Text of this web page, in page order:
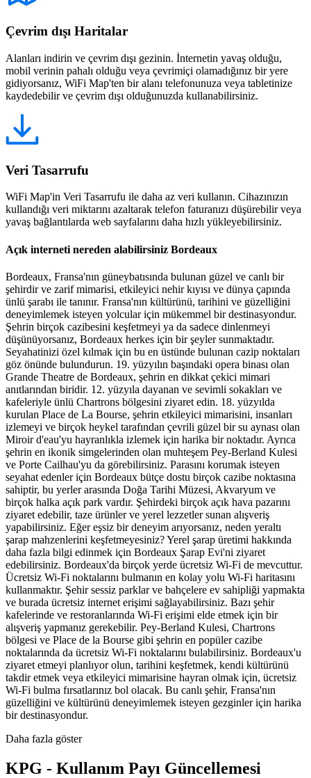
Çevrim dışı Haritalar
Alanları indirin ve çevrim dışı gezinin. İnternetin yavaş olduğu,
mobil verinin pahalı olduğu veya çevrimiçi olamadığınız bir yere
gidiyorsanız, WiFi Map'ten bir alanı telefonunuza veya tabletinize
kaydedebilir ve çevrim dışı olduğunuzda kullanabilirsiniz.
Veri Tasarrufu
WiFi Map'in Veri Tasarrufu ile daha az veri kullanın. Cihazınızın
kullandığı veri miktarını azaltarak telefon faturanızı düşürebilir veya
yavaş bağlantılarda web sayfalarını daha hızlı yükleyebilirsiniz.
Açık interneti nereden alabilirsiniz Bordeaux
Bordeaux, Fransa'nın güneybatısında bulunan güzel ve canlı bir
şehirdir ve zarif mimarisi, etkileyici nehir kıyısı ve dünya çapında
ünlü şarabı ile tanınır. Fransa'nın kültürünü, tarihini ve güzelliğini
deneyimlemek isteyen yolcular için mükemmel bir destinasyondur.
Şehrin birçok cazibesini keşfetmeyi ya da sadece dinlenmeyi
düşünüyorsanız, Bordeaux herkes için bir şeyler sunmaktadır.
Seyahatinizi özel kılmak için bu en üstünde bulunan cazip noktaları
göz önünde bulundurun. 19. yüzyılın başındaki opera binası olan
Grande Theatre de Bordeaux, şehrin en dikkat çekici mimari
anıtlarından biridir. 12. yüzyıla dayanan ve sevimli sokakları ve
kafeleriyle ünlü Chartrons bölgesini ziyaret edin. 18. yüzyılda
kurulan Place de La Bourse, şehrin etkileyici mimarisini, insanları
izlemeyi ve birçok heykel tarafından çevrili güzel bir su aynası olan
Miroir d'eau'yu hayranlıkla izlemek için harika bir noktadır. Ayrıca
şehrin en ikonik simgelerinden olan muhteşem Pey-Berland Kulesi
ve Porte Cailhau'yu da görebilirsiniz. Parasını korumak isteyen
seyahat edenler için Bordeaux bütçe dostu birçok cazibe noktasına
sahiptir, bu yerler arasında Doğa Tarihi Müzesi, Akvaryum ve
birçok halka açık park vardır. Şehirdeki birçok açık hava pazarını
ziyaret edebilir, taze ürünler ve yerel lezzetler sunan alışveriş
yapabilirsiniz. Eğer eşsiz bir deneyim arıyorsanız, neden yeraltı
şarap mahzenlerini keşfetmeyesiniz? Yerel şarap üretimi hakkında
daha fazla bilgi edinmek için Bordeaux Şarap Evi'ni ziyaret
edebilirsiniz. Bordeaux'da birçok yerde ücretsiz Wi-Fi de mevcuttur.
Ücretsiz Wi-Fi noktalarını bulmanın en kolay yolu Wi-Fi haritasını
kullanmaktır. Şehir sessiz parklar ve bahçelere ev sahipliği yapmakta
ve burada ücretsiz internet erişimi sağlayabilirsiniz. Bazı şehir
kafelerinde ve restoranlarında Wi-Fi erişimi elde etmek için bir
alışveriş yapmanız gerekebilir. Pey-Berland Kulesi, Chartrons
bölgesi ve Place de la Bourse gibi şehrin en popüler cazibe
noktalarında da ücretsiz Wi-Fi noktalarını bulabilirsiniz. Bordeaux'u
ziyaret etmeyi planlıyor olun, tarihini keşfetmek, kendi kültürünü
takdir etmek veya etkileyici mimarisine hayran olmak için, ücretsiz
Wi-Fi bulma fırsatlarınız bol olacak. Bu canlı şehir, Fransa'nın
güzelliğini ve kültürünü deneyimlemek isteyen gezginler için harika
bir destinasyondur.
Daha fazla göster
KPG - Kullanım Payı Güncellemesi